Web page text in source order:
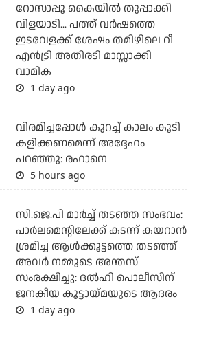
റോസാപ്പൂ കൈയില്‍ തുപ്പാക്കി
വിളയാടി... പത്ത് വര്‍ഷത്തെ
ഇടവേളക്ക് ശേഷം തമിഴിലെ റീ
എന്‍ട്രി അതിരടി മാസ്സാക്കി
വാമിക
1 day ago
വിരമിച്ചപ്പോള്‍ കുറച്ച് കാലം കൂടി
കളിക്കണമെന്ന് അദ്ദേഹം
പറഞ്ഞു: രഹാനെ
5 hours ago
സി.ജെ.പി മാര്‍ച്ച് തടഞ്ഞ സംഭവം:
പാര്‍ലമെന്റിലേക്ക് കടന്ന് കയറാന്‍
ശ്രമിച്ച ആള്‍ക്കൂട്ടത്തെ തടഞ്ഞ്
അവര്‍ നമ്മുടെ അന്തസ്
സംരക്ഷിച്ചു: ദല്‍ഹി പൊലീസിന്
ജനകീയ കൂട്ടായ്മയുടെ ആദരം
1 day ago